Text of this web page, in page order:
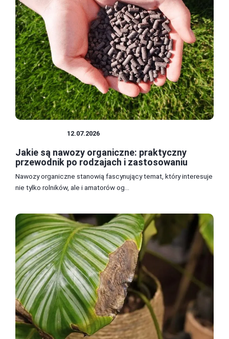
12.07.2026
Jakie są nawozy organiczne: praktyczny
przewodnik po rodzajach i zastosowaniu
Nawozy organiczne stanowią fascynujący temat, który interesuje
nie tylko rolników, ale i amatorów og...